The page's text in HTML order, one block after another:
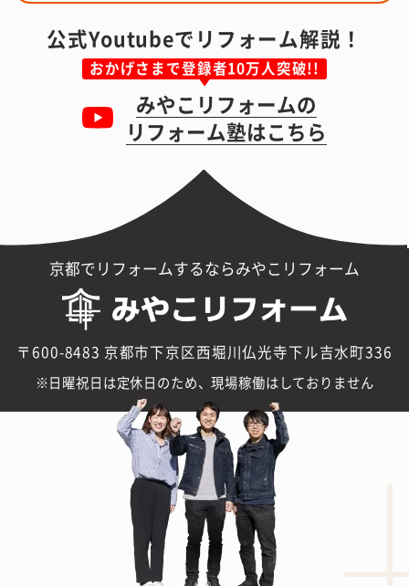
公式Youtubeでリフォーム解説！
おかげさまで登録者10万人突破!!
みやこリフォームの
リフォーム塾はこちら
京都でリフォームするならみやこリフォーム
〒600-8483 京都市下京区西堀川仏光寺下ル吉水町336
日曜祝日は定休日のため、現場稼働はしておりません